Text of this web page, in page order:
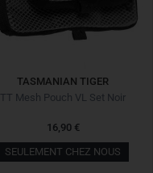
TASMANIAN TIGER
TT Mesh Pouch VL Set Noir
16,90 €
SEULEMENT CHEZ NOUS